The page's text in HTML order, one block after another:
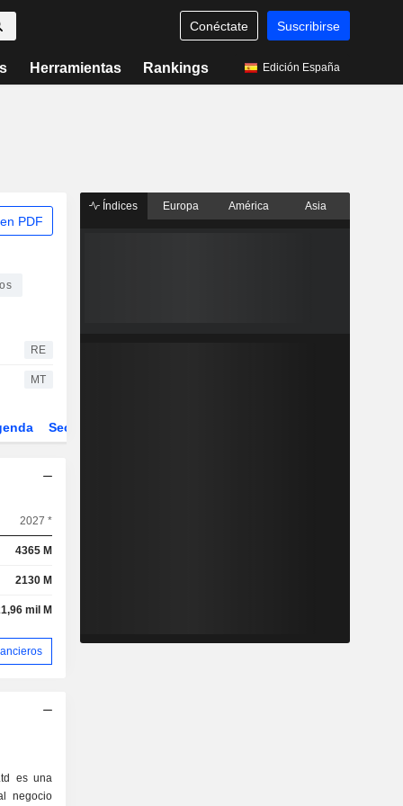
Conéctate Suscribirse
Herramientas Rankings Edición España
PDF
RE
MT
Sector
2027 *
4365 M
2130 M
mil M
es una
negocio
Índices Europa América Asia